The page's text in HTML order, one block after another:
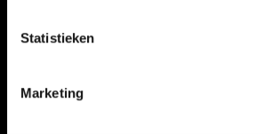
Statistieken
Marketing